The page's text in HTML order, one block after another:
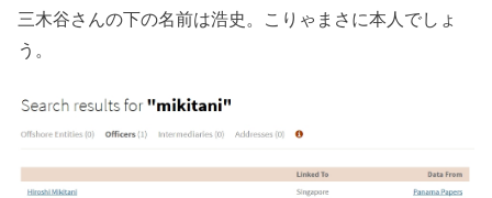
三木谷さんの下の名前は浩史。こりゃまさに本人でしょ
う。